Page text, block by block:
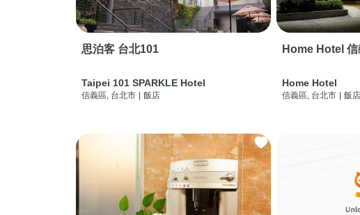
思泊客 台北101
Taipei 101 SPARKLE Hotel
信義區, 台北市 飯店
Home Hotel 信
Home Hotel
信義區, 台北市 飯店